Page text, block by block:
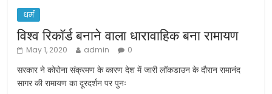
धर्म
विश्व रिकॉर्ड बनाने वाला धारावाहिक बना रामायण
May 1, 2020 admin 0
सरकार ने कोरोना संक्रमण के कारण देश में जारी लॉकडाउन के दौरान रामानंद
सागर की रामायण का दूरदर्शन पर पुनः